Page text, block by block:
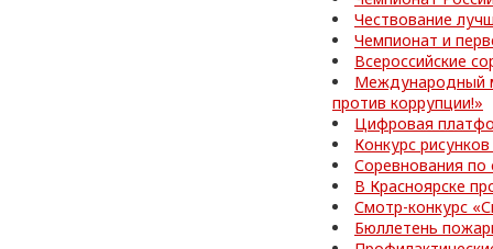
Чествование
Чемпионат и
Всероссийские
Международный
против коррупции!»
Цифровая
Конкурс
Соревнования по
В Красноярске
Смотр-конкурс
Бюллетень